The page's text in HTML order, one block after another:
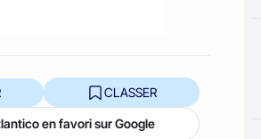
CLASSER
en favori sur Google